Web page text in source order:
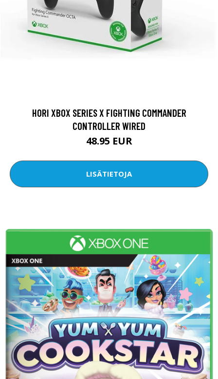
HORI XBOX SERIES X FIGHTING COMMANDER
CONTROLLER WIRED
48.95 EUR
LISÄTIETOJA